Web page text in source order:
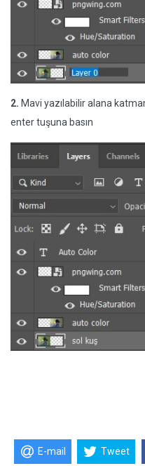
2. Mavi yazılabilir alana
enter tuşuna basın
E-mail Tweet